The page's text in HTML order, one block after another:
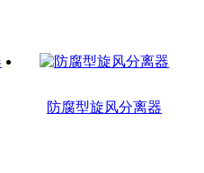
防腐型旋风分离器